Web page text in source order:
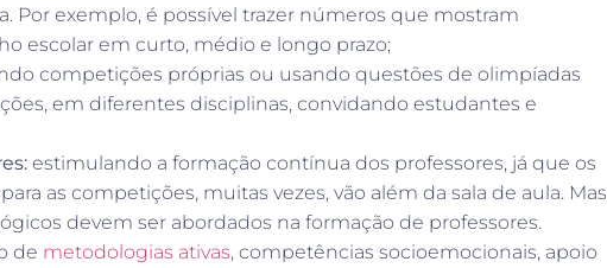
Por exemplo, é possível trazer números que mostram
escolar em curto, médio e longo prazo;
competições próprias ou usando questões de olimpíadas
em diferentes disciplinas, convidando estudantes e
estimulando a formação contínua dos professores, já que os
as competições, muitas vezes, vão além da sala de aula. Mas
devem ser abordados na formação de professores.
de metodologias ativas, competências socioemocionais, apoio